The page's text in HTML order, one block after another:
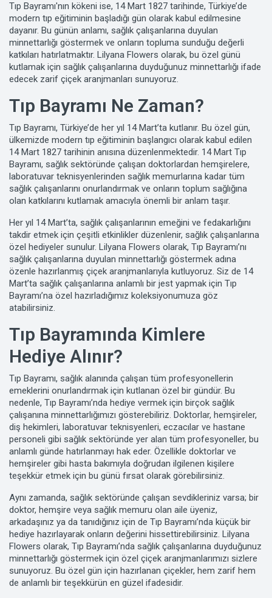
Tıp Bayramı'nın kökeni ise, 14 Mart 1827 tarihinde, Türkiye’de
modern tıp eğitiminin başladığı gün olarak kabul edilmesine
dayanır. Bu günün anlamı, sağlık çalışanlarına duyulan
minnettarlığı göstermek ve onların topluma sunduğu değerli
katkıları hatırlatmaktır. Lilyana Flowers olarak, bu özel günü
kutlamak için sağlık çalışanlarına duyduğunuz minnettarlığı ifade
edecek zarif çiçek aranjmanları sunuyoruz.
Tıp Bayramı Ne Zaman?
Tıp Bayramı, Türkiye’de her yıl 14 Mart’ta kutlanır. Bu özel gün,
ülkemizde modern tıp eğitiminin başlangıcı olarak kabul edilen
14 Mart 1827 tarihinin anısına düzenlenmektedir. 14 Mart Tıp
Bayramı, sağlık sektöründe çalışan doktorlardan hemşirelere,
laboratuvar teknisyenlerinden sağlık memurlarına kadar tüm
sağlık çalışanlarını onurlandırmak ve onların toplum sağlığına
olan katkılarını kutlamak amacıyla önemli bir anlam taşır.
Her yıl 14 Mart’ta, sağlık çalışanlarının emeğini ve fedakarlığını
takdir etmek için çeşitli etkinlikler düzenlenir, sağlık çalışanlarına
özel hediyeler sunulur. Lilyana Flowers olarak, Tıp Bayramı’nı
sağlık çalışanlarına duyulan minnettarlığı göstermek adına
özenle hazırlanmış çiçek aranjmanlarıyla kutluyoruz. Siz de 14
Mart’ta sağlık çalışanlarına anlamlı bir jest yapmak için Tıp
Bayramı’na özel hazırladığımız koleksiyonumuza göz
atabilirsiniz.
Tıp Bayramında Kimlere
Hediye Alınır?
Tıp Bayramı, sağlık alanında çalışan tüm profesyonellerin
emeklerini onurlandırmak için kutlanan özel bir gündür. Bu
nedenle, Tıp Bayramı’nda hediye vermek için birçok sağlık
çalışanına minnettarlığımızı gösterebiliriz. Doktorlar, hemşireler,
diş hekimleri, laboratuvar teknisyenleri, eczacılar ve hastane
personeli gibi sağlık sektöründe yer alan tüm profesyoneller, bu
anlamlı günde hatırlanmayı hak eder. Özellikle doktorlar ve
hemşireler gibi hasta bakımıyla doğrudan ilgilenen kişilere
teşekkür etmek için bu günü fırsat olarak görebilirsiniz.
Aynı zamanda, sağlık sektöründe çalışan sevdikleriniz varsa; bir
doktor, hemşire veya sağlık memuru olan aile üyeniz,
arkadaşınız ya da tanıdığınız için de Tıp Bayramı’nda küçük bir
hediye hazırlayarak onların değerini hissettirebilirsiniz. Lilyana
Flowers olarak, Tıp Bayramı’nda sağlık çalışanlarına duyduğunuz
minnettarlığı göstermek için özel çiçek aranjmanlarımızı sizlere
sunuyoruz. Bu özel gün için hazırlanan çiçekler, hem zarif hem
de anlamlı bir teşekkürün en güzel ifadesidir.